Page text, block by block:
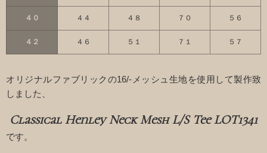
４０ ４４ ４８ ７０ ５６
４２ ４６ ５１ ７１ ５７
オリジナルファブリックの16/-メッシュ生地を使用して製作致
しました、
Classical Henley Neck Mesh L/S Tee LOT1341
です。